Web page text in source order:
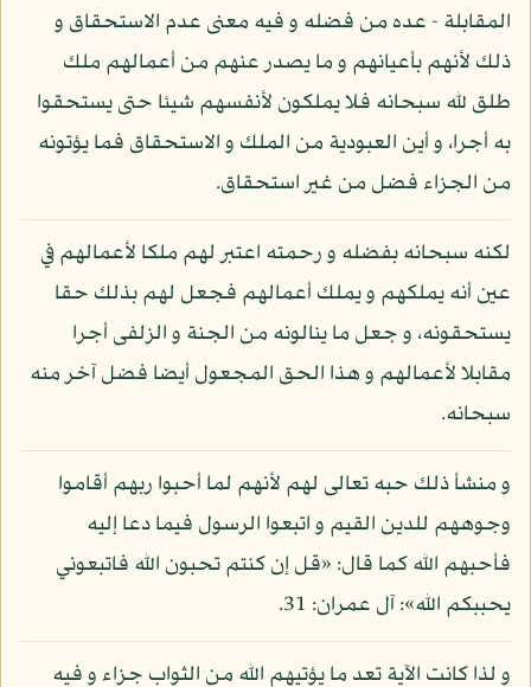
المقابلة - عده من فضله و فيه معنى عدم الاستحقاق و
ذلك لأنهم بأعيانهم و ما يصدر عنهم من أعمالهم ملك
طلق لله سبحانه فلا يملكون لأنفسهم شيئا حتى يستحقوا
به أجرا، و أين العبودية من الملك و الاستحقاق فما يؤتونه
من الجزاء فضل من غير استحقاق.
لكنه سبحانه بفضله و رحمته اعتبر لهم ملكا لأعمالهم في
عين أنه يملكهم و يملك أعمالهم فجعل لهم بذلك حقا
يستحقونه، و جعل ما ينالونه من الجنة و الزلفى أجرا
مقابلا لأعمالهم و هذا الحق المجعول أيضا فضل آخر منه
سبحانه.
و منشأ ذلك حبه تعالى لهم لأنهم لما أحبوا ربهم أقاموا
وجوههم للدين القيم و اتبعوا الرسول فيما دعا إليه
فأحبهم الله كما قال: «قل إن كنتم تحبون الله فاتبعوني
يحببكم الله»: آل عمران: 31.
و لذا كانت الآية تعد ما يؤتيهم الله من الثواب جزاء و فيه